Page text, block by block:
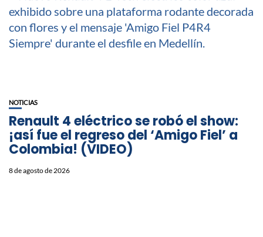
NOTICIAS
Renault 4 eléctrico se robó el show:
¡así fue el regreso del ‘Amigo Fiel’ a
Colombia! (VIDEO)
8 de agosto de 2026